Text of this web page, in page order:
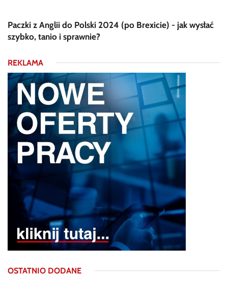
Paczki z Anglii do Polski 2024 (po Brexicie) - jak wysłać
szybko, tanio i sprawnie?
REKLAMA
OSTATNIO DODANE